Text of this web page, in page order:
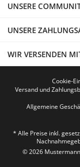
UNSERE
UNSERE
WIR VERSENDEN
Cookie-
Versand und
Allgemeine
* Alle Preise inkl.
© 2026